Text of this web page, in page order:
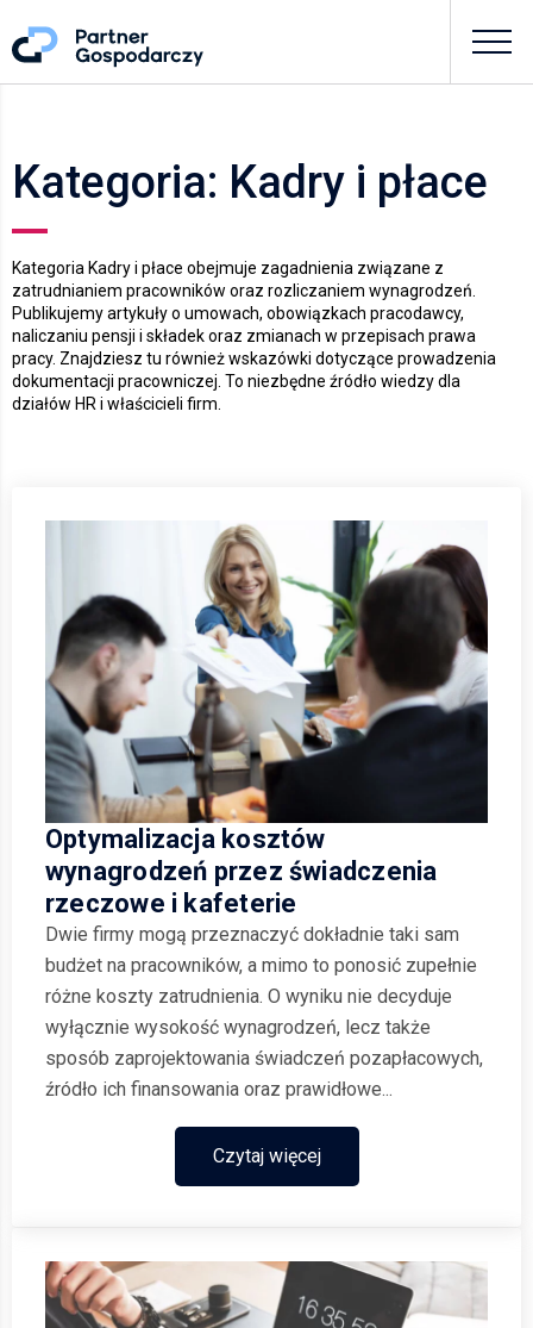
Kategoria: Kadry i płace
Kategoria Kadry i płace obejmuje zagadnienia związane z
zatrudnianiem pracowników oraz rozliczaniem wynagrodzeń.
Publikujemy artykuły o umowach, obowiązkach pracodawcy,
naliczaniu pensji i składek oraz zmianach w przepisach prawa
pracy. Znajdziesz tu również wskazówki dotyczące prowadzenia
dokumentacji pracowniczej. To niezbędne źródło wiedzy dla
działów HR i właścicieli firm.
Optymalizacja kosztów
wynagrodzeń przez świadczenia
rzeczowe i kafeterie
Dwie firmy mogą przeznaczyć dokładnie taki sam
budżet na pracowników, a mimo to ponosić zupełnie
różne koszty zatrudnienia. O wyniku nie decyduje
wyłącznie wysokość wynagrodzeń, lecz także
sposób zaprojektowania świadczeń pozapłacowych,
źródło ich finansowania oraz prawidłowe...
Czytaj więcej